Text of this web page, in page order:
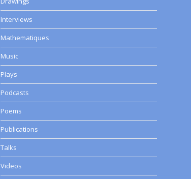
Interviews
Mathematiques
Music
Plays
Podcasts
Poems
Publications
Talks
Videos